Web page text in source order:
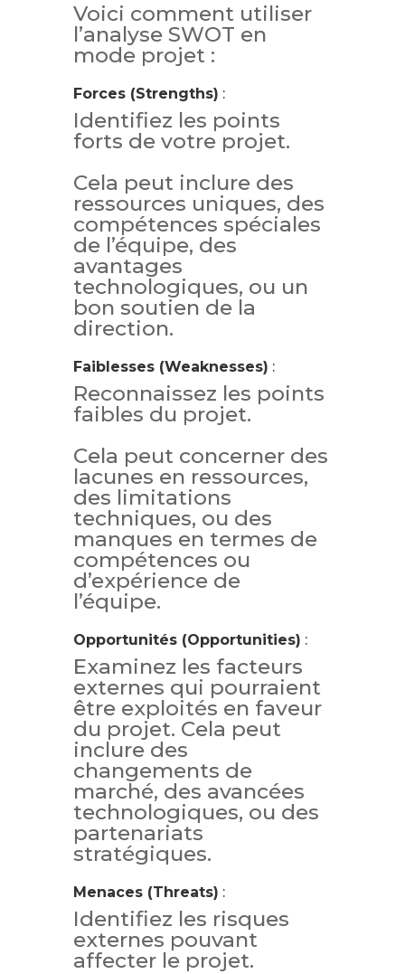
Voici comment utiliser
l’analyse SWOT en
mode projet :
Forces (Strengths) :
Identifiez les points
forts de votre projet.
Cela peut inclure des
ressources uniques, des
compétences spéciales
de l’équipe, des
avantages
technologiques, ou un
bon soutien de la
direction.
Faiblesses (Weaknesses) :
Reconnaissez les points
faibles du projet.
Cela peut concerner des
lacunes en ressources,
des limitations
techniques, ou des
manques en termes de
compétences ou
d’expérience de
l’équipe.
Opportunités (Opportunities) :
Examinez les facteurs
externes qui pourraient
être exploités en faveur
du projet. Cela peut
inclure des
changements de
marché, des avancées
technologiques, ou des
partenariats
stratégiques.
Menaces (Threats) :
Identifiez les risques
externes pouvant
affecter le projet.